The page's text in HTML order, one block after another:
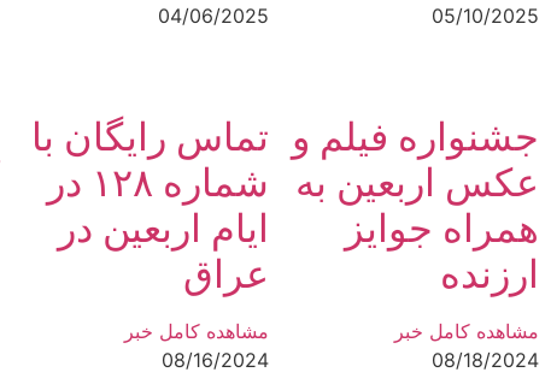
05/10/2025
04/06/2025
جشنواره فیلم و
عکس اربعین به
همراه جوایز
ارزنده
مشاهده کامل خبر
08/18/2024
تماس رایگان با
شماره ۱۲۸ در
ایام اربعین در
عراق
مشاهده کامل خبر
08/16/2024